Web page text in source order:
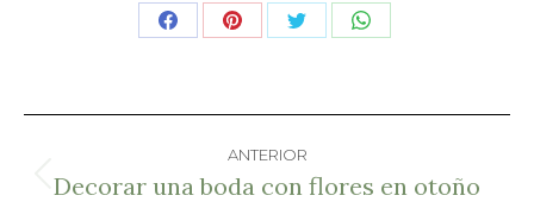
Share Share Share Share
Navegación
ANTERIOR
Publicación
Decorar una boda con flores en otoño